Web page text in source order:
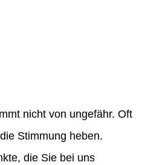
nicht von ungefähr. Oft
Stimmung heben.
die Sie bei uns